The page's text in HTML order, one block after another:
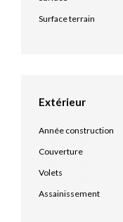
Surface terrain
Extérieur
Année construction
Couverture
Volets
Assainissement